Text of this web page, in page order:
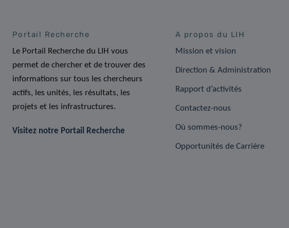
Portail Recherche
Le Portail Recherche du LIH vous
permet de chercher et de trouver des
informations sur tous les chercheurs
actifs, les unités, les résultats, les
projets et les infrastructures.
Visitez notre Portail Recherche
A propos du LIH
Mission et vision
Direction & Administration
Rapport d’activités
Contactez-nous
Où sommes-nous?
Opportunités de Carrière